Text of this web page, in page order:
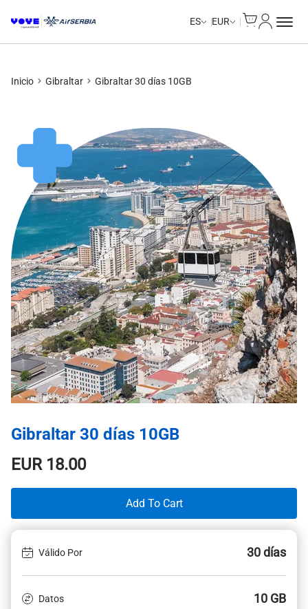
ES EUR
Inicio Gibraltar Gibraltar 30 días 10GB
Gibraltar 30 días 10GB
EUR18.00
Add To Cart
Válido Por 30 días
Datos 10 GB